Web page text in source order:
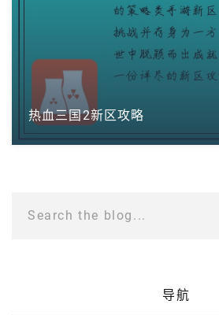
热血三国2新区攻略
Search the blog...
导航